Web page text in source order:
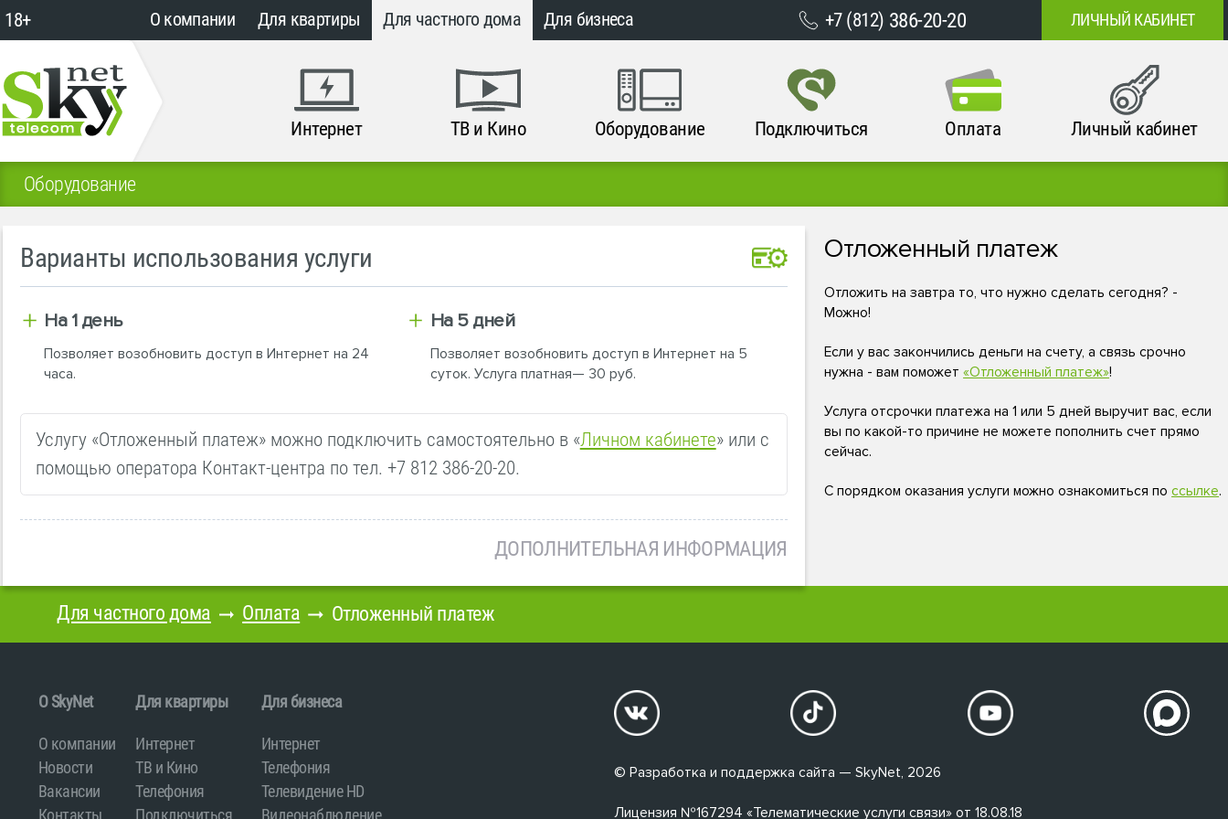
18+ О компании Для квартиры Для частного дома Для бизнеса +7 (812) 386-20-20 ЛИЧНЫЙ КАБИНЕТ
Интернет ТВ и Кино Оборудование Подключиться Оплата Личный кабинет
Оборудование
Варианты использования услуги
На 1 день
Позволяет возобновить доступ в Интернет на 24
часа.
На 5 дней
Позволяет возобновить доступ в Интернет на 5
суток. Услуга платная— 30 руб.
Услугу «Отложенный платеж» можно подключить самостоятельно в «Личном кабинете» или с
помощью оператора Контакт-центра по тел. +7 812 386-20-20.
ДОПОЛНИТЕЛЬНАЯ ИНФОРМАЦИЯ
Отложенный платеж
Отложить на завтра то, что нужно сделать сегодня? -
Можно!
Если у вас закончились деньги на счету, а связь срочно
нужна - вам поможет«Отложенный платеж»!
Услуга отсрочки платежа на 1 или 5 дней выручит вас, если
вы по какой-то причине не можете пополнить счет прямо
сейчас.
С порядком оказания услуги можно ознакомиться поссылке.
Для частного дома Оплата Отложенный платеж
O SkyNet
О компании
Новости
Вакансии
Для квартиры
Интернет
ТВ и Кино
Телефония
Для бизнеса
Интернет
Телефония
Телевидение HD
© Разработка и поддержка сайта — SkyNet, 2026
Лицензия №167294 «Телематические услуги связи» от 18.08.18